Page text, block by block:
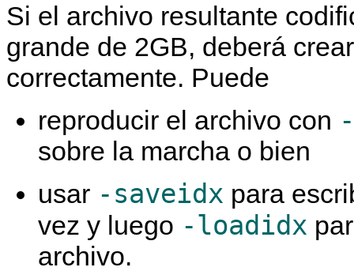
Si el archivo resultante
grande de 2GB, deberá
correctamente. Puede
reproducir el archivo con
sobre la marcha o bien
usar -saveidx para
vez y luego -loadidx
archivo.